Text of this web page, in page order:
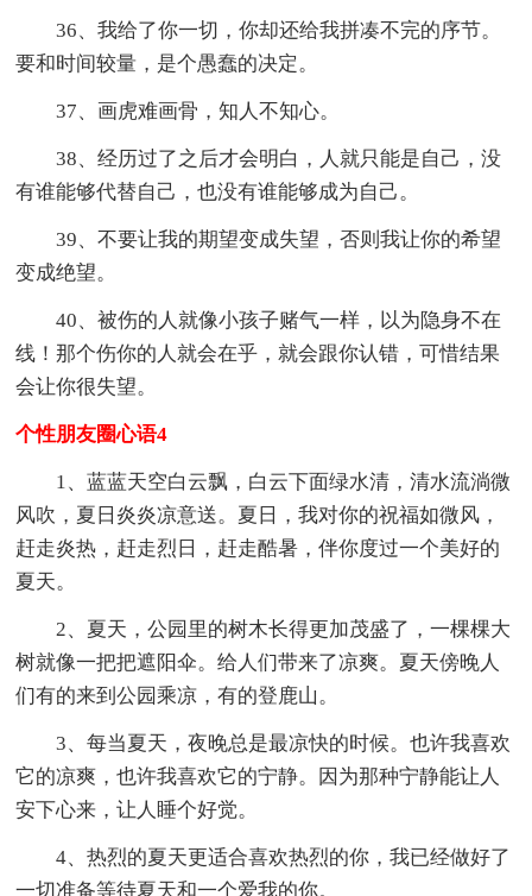
36、我给了你一切，你却还给我拼凑不完的序节。
要和时间较量，是个愚蠢的决定。
37、画虎难画骨，知人不知心。
38、经历过了之后才会明白，人就只能是自己，没
有谁能够代替自己，也没有谁能够成为自己。
39、不要让我的期望变成失望，否则我让你的希望
变成绝望。
40、被伤的人就像小孩子赌气一样，以为隐身不在
线！那个伤你的人就会在乎，就会跟你认错，可惜结果
会让你很失望。
个性朋友圈心语4
1、蓝蓝天空白云飘，白云下面绿水清，清水流淌微
风吹，夏日炎炎凉意送。夏日，我对你的祝福如微风，
赶走炎热，赶走烈日，赶走酷暑，伴你度过一个美好的
夏天。
2、夏天，公园里的树木长得更加茂盛了，一棵棵大
树就像一把把遮阳伞。给人们带来了凉爽。夏天傍晚人
们有的来到公园乘凉，有的登鹿山。
3、每当夏天，夜晚总是最凉快的时候。也许我喜欢
它的凉爽，也许我喜欢它的宁静。因为那种宁静能让人
安下心来，让人睡个好觉。
4、热烈的夏天更适合喜欢热烈的你，我已经做好了
一切准备等待夏天和一个爱我的你。